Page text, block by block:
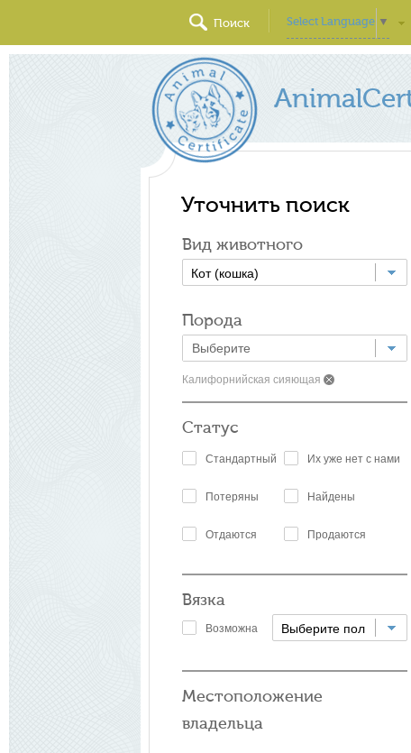
Поиск Select Language ▼
Уточнить поиск
Вид животного
Кот (кошка)
Порода
Калифорнийская сияющая
Статус
Стандартный
Потеряны
Отдаются
Их уже нет с нами
Найдены
Продаются
Вязка
Возможна Выберите пол
Местоположение
владельца